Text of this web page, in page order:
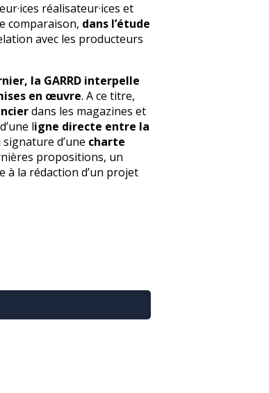
réalisateur·ices et
comparaison, dans l’étude
avec les producteurs
la GARRD interpelle
en œuvre. A ce titre,
dans les magazines et
ligne directe entre la
d’une charte
propositions, un
à la rédaction d’un projet